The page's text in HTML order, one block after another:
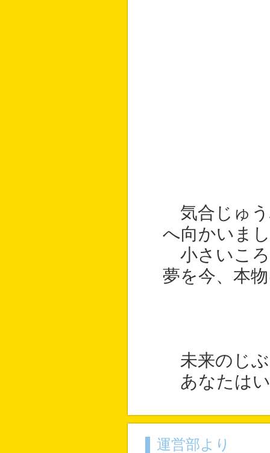
気合じゅう
へ向かいま
小さいころ
夢を今、本
未来のじぶ
あなたはい
運営部より